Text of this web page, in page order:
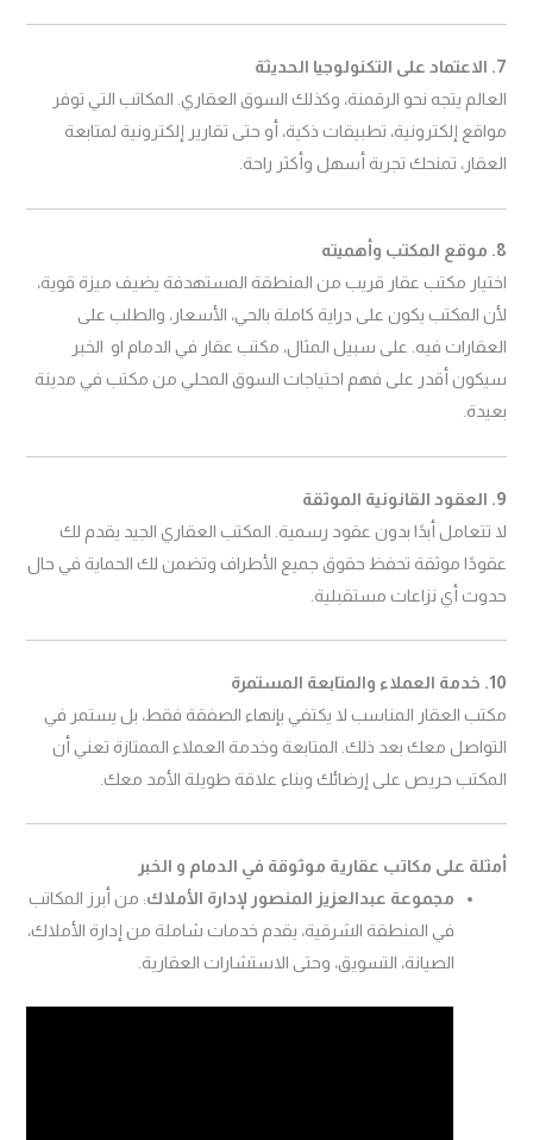
7. الاعتماد على التكنولوجيا الحديثة
العالم يتجه نحو الرقمنة، وكذلك السوق العقاري. المكاتب التي توفر
مواقع إلكترونية، تطبيقات ذكية، أو حتى تقارير إلكترونية لمتابعة
العقار، تمنحك تجربة أسهل وأكثر راحة.
8. موقع المكتب وأهميته
اختيار مكتب عقار قريب من المنطقة المستهدفة يضيف ميزة قوية،
لأن المكتب يكون على دراية كاملة بالحي، الأسعار، والطلب على
العقارات فيه. على سبيل المثال، مكتب عقار في الدمام او الخبر
سيكون أقدر على فهم احتياجات السوق المحلي من مكتب في مدينة
بعيدة.
9. العقود القانونية الموثقة
لا تتعامل أبدًا بدون عقود رسمية. المكتب العقاري الجيد يقدم لك
عقودًا موثقة تحفظ حقوق جميع الأطراف وتضمن لك الحماية في حال
حدوث أي نزاعات مستقبلية.
10. خدمة العملاء والمتابعة المستمرة
مكتب العقار المناسب لا يكتفي بإنهاء الصفقة فقط، بل يستمر في
التواصل معك بعد ذلك. المتابعة وخدمة العملاء الممتازة تعني أن
المكتب حريص على إرضائك وبناء علاقة طويلة الأمد معك.
أمثلة على مكاتب عقارية موثوقة في الدمام و الخبر
مجموعة عبدالعزيز المنصور لإدارة الأملاك: من أبرز المكاتب
في المنطقة الشرقية، يقدم خدمات شاملة من إدارة الأملاك،
الصيانة، التسويق، وحتى الاستشارات العقارية.